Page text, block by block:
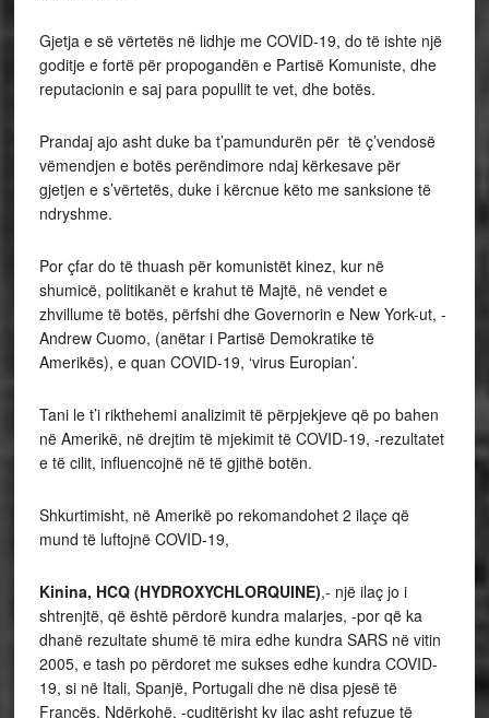
Gjetja e së vërtetës në lidhje me COVID-19, do të ishte një
goditje e fortë për propogandën e Partisë Komuniste, dhe
reputacionin e saj para popullit te vet, dhe botës.
Prandaj ajo asht duke ba t’pamundurën për të ç’vendosë
vëmendjen e botës perëndimore ndaj kërkesave për
gjetjen e s’vërtetës, duke i kërcnue këto me sanksione të
ndryshme.
Por çfar do të thuash për komunistët kinez, kur në
shumicë, politikanët e krahut të Majtë, në vendet e
zhvillume të botës, përfshi dhe Governorin e New York-ut, -
Andrew Cuomo, (anëtar i Partisë Demokratike të
Amerikës), e quan COVID-19, ‘virus Europian’.
Tani le t’i rikthehemi analizimit të përpjekjeve që po bahen
në Amerikë, në drejtim të mjekimit të COVID-19, -rezultatet
e të cilit, influencojnë në të gjithë botën.
Shkurtimisht, në Amerikë po rekomandohet 2 ilaçe që
mund të luftojnë COVID-19,
Kinina, HCQ (HYDROXYCHLORQUINE),- një ilaç jo i
shtrenjtë, që është përdorë kundra malarjes, -por që ka
dhanë rezultate shumë të mira edhe kundra SARS në vitin
2005, e tash po përdoret me sukses edhe kundra COVID-
19, si në Itali, Spanjë, Portugali dhe në disa pjesë të
Francës. Ndërkohë, -çuditërisht ky ilaç asht refuzue të